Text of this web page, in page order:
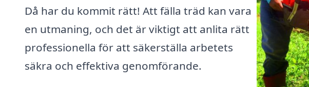
Då har du kommit rätt! Att fälla träd kan vara
en utmaning, och det är viktigt att anlita rätt
professionella för att säkerställa arbetets
säkra och effektiva genomförande.